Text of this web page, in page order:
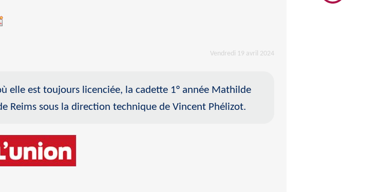
Vendredi 19 avril 2024
elle est toujours licenciée, la cadette 1° année Mathilde
Reims sous la direction technique de Vincent Phélizot.